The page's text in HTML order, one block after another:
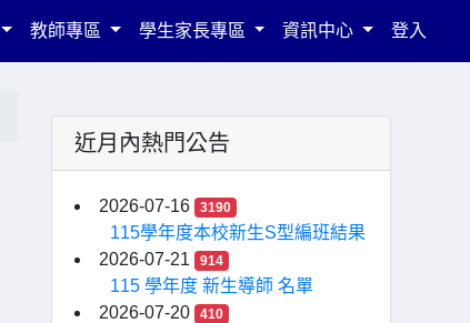
教師專區 學生家長專區 資訊中心 登入
近月內熱門公告
2026-07-16 3190
115學年度本校新生S型編班結果
2026-07-21
914
115 學年度 新生導師 名單
2026-07-20
410